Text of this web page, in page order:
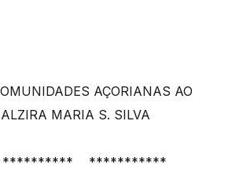
***********